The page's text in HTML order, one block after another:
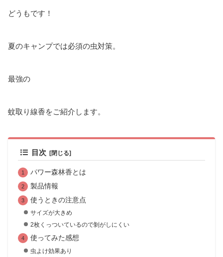
どうもです！
夏のキャンプでは必須の虫対策。
最強の
蚊取り線香をご紹介します。
目次
パワー森林香とは
製品情報
使うときの注意点
サイズが大きめ
2枚くっついているので剝がしにくい
使ってみた感想
虫よけ効果あり